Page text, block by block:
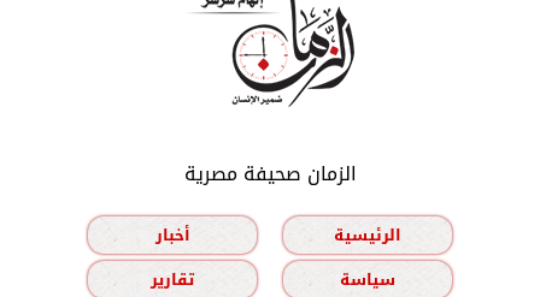
الزمان صحيفة مصرية
الرئيسية
أخبار
سياسة
تقارير